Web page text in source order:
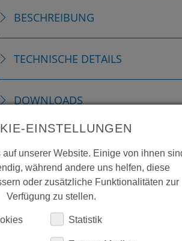
BESCHREIBUNG
TECHNISCHE DETAILS
DOWNLOADS
EINSTELLUNGEN
unserer Website. Einige von ihnen
während andere uns helfen, diese
oder zusätzliche Funktionalitäten zur
Verfügung zu stellen.
Statistik